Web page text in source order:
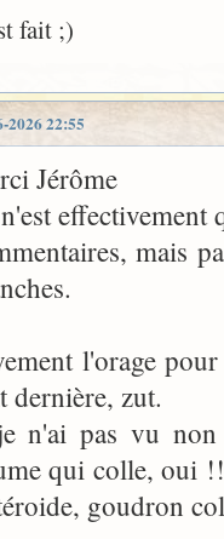
fait ;)
2026 22:55
Jérôme
effectivement
mais
l'orage
dernière, zut.
n'ai pas vu non
qui colle, oui
goudron